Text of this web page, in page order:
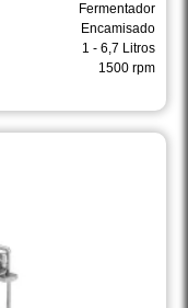
Fermentador
Encamisado
1 - 6,7 Litros
1500 rpm